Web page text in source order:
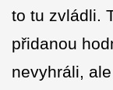
to tu zvládli.
přidanou
nevyhráli,